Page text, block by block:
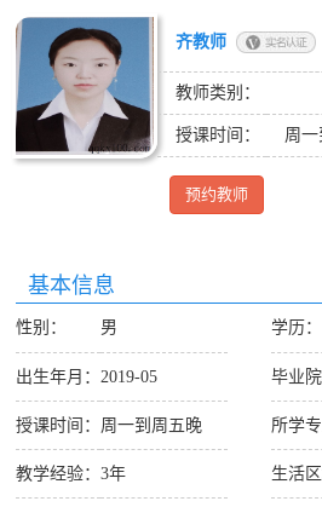
齐教师
教师类别：
授课时间： 周
预约教师
基本信息
性别： 男
出生年月： 2019-05
授课时间： 周一到周五晚
教学经验： 3年
学历：
毕业院
所学专
生活区